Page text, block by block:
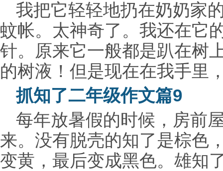
我把它轻轻地扔在奶奶家
蚊帐。太神奇了。我还在它
针。原来它一般都是趴在树
的树液！但是现在在我手里
抓知了二年级作文篇9
每年放暑假的时候，房前
来。没有脱壳的知了是棕色
变黄，最后变成黑色。雄知